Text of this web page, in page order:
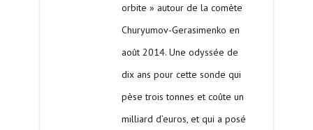
orbite » autour de la comète
Churyumov-Gerasimenko en
août 2014. Une odyssée de
dix ans pour cette sonde qui
pèse trois tonnes et coûte un
milliard d’euros, et qui a posé